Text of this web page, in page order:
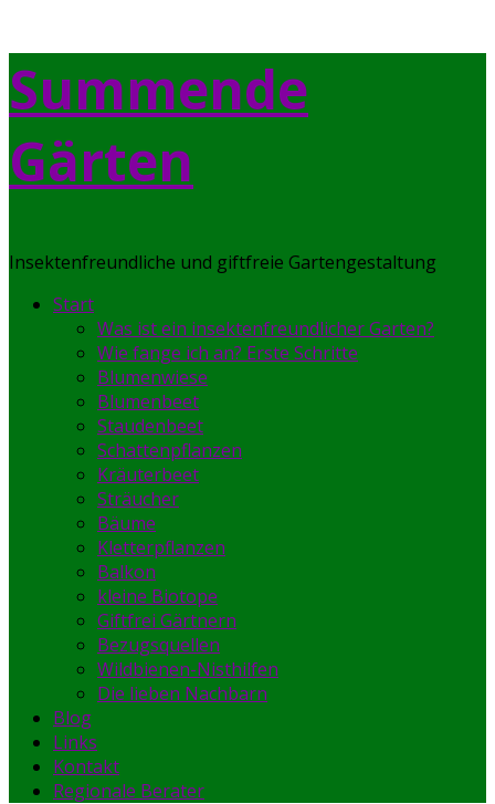
Skip
to
content
Summende
Gärten
Insektenfreundliche und giftfreie Gartengestaltung
Start
Was ist ein insektenfreundlicher Garten?
Wie fange ich an? Erste Schritte
Blumenwiese
Blumenbeet
Staudenbeet
Schattenpflanzen
Kräuterbeet
Sträucher
Bäume
Kletterpflanzen
Balkon
kleine Biotope
Giftfrei Gärtnern
Bezugsquellen
Wildbienen-Nisthilfen
Die lieben Nachbarn
Blog
Links
Kontakt
Regionale Berater